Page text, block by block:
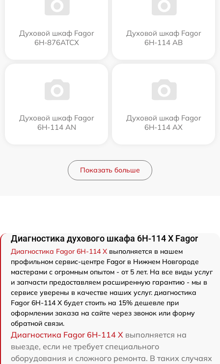
Духовой шкаф Fagor
6H-876ATCX
Духовой шкаф Fagor
6H-114 AB
Духовой шкаф Fagor
6H-114 AN
Духовой шкаф Fagor
6H-114 AX
Показать больше
Диагностика духового шкафа 6H-114 X Fagor
Диагностика Fagor 6H-114 X выполняется в нашем
профильном сервис-центре Fagor в Нижнем Новгороде
мастерами с огромным опытом - от 5 лет. На все виды услуг
и запчасти предоставляем расширенную гарантию - мы в
сервисе уверены в качестве наших услуг. диагностика
Fagor 6H-114 X будет стоить на 15% дешевле при
оформлении заказа на сайте через звонок или форму
обратной связи.
Диагностика Fagor 6H-114 X выполняется на
выезде, если не требует специального
оборудования и сложного ремонта. В таких случаях